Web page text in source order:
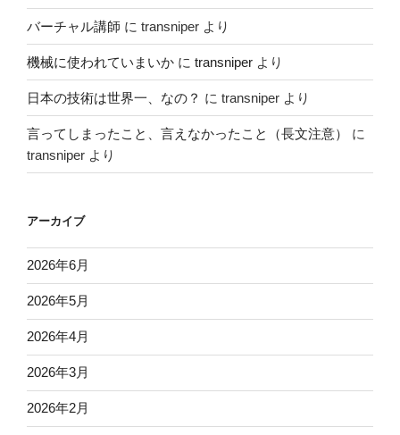
バーチャル講師 に transniper より
機械に使われていまいか に transniper より
日本の技術は世界一、なの？ に transniper より
言ってしまったこと、言えなかったこと（長文注意）
に
transniper より
アーカイブ
2026年6月
2026年5月
2026年4月
2026年3月
2026年2月